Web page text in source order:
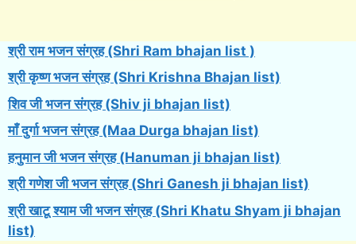
श्री राम भजन संग्रह (Shri Ram bhajan list )
श्री कृष्ण भजन संग्रह (Shri Krishna Bhajan list)
शिव जी भजन संग्रह (Shiv ji bhajan list)
माँ दुर्गा भजन संग्रह (Maa Durga bhajan list)
हनुमान जी भजन संग्रह (Hanuman ji bhajan list)
श्री गणेश जी भजन संग्रह (Shri Ganesh ji bhajan list)
श्री खाटू श्याम जी भजन संग्रह (Shri Khatu Shyam ji bhajan
list)